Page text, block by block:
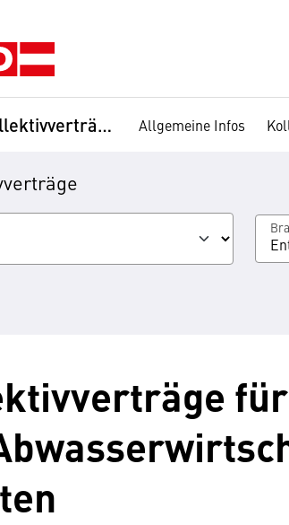
Kollektivverträge Allgemeine Infos